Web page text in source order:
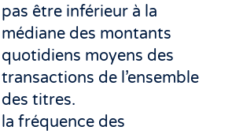
pas être inférieur à la
médiane des montants
quotidiens moyens des
transactions de l’ensemble
des titres.
la fréquence des